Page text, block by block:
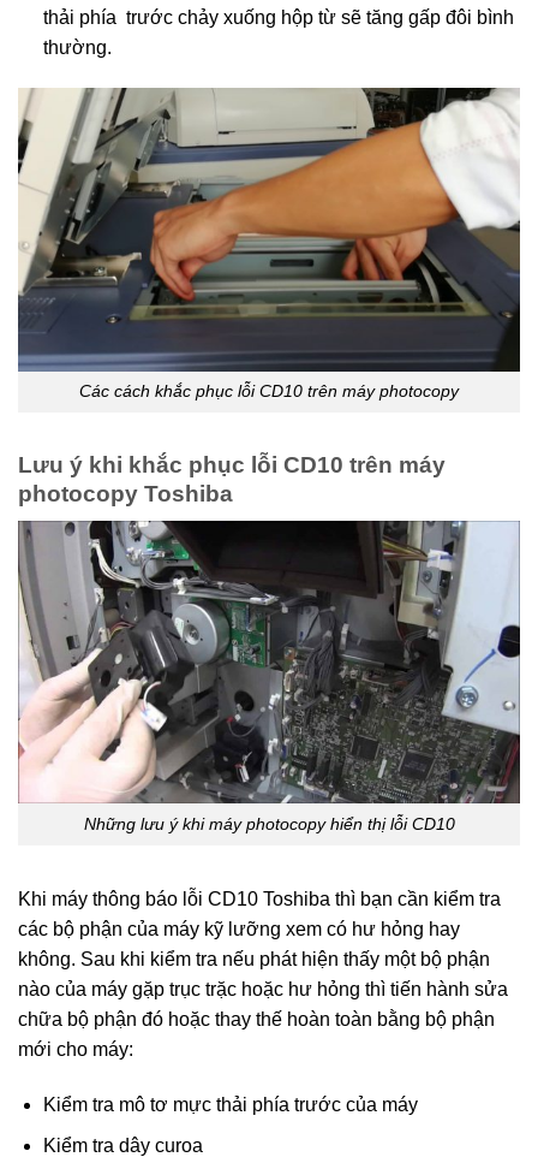
thải phía trước chảy xuống hộp từ sẽ tăng gấp đôi bình
thường.
Các cách khắc phục lỗi CD10 trên máy photocopy
Lưu ý khi khắc phục lỗi CD10 trên máy
photocopy Toshiba
Những lưu ý khi máy photocopy hiển thị lỗi CD10
Khi máy thông báo lỗi CD10 Toshiba thì bạn cần kiểm tra
các bộ phận của máy kỹ lưỡng xem có hư hỏng hay
không. Sau khi kiểm tra nếu phát hiện thấy một bộ phận
nào của máy gặp trục trặc hoặc hư hỏng thì tiến hành sửa
chữa bộ phận đó hoặc thay thế hoàn toàn bằng bộ phận
mới cho máy:
Kiểm tra mô tơ mực thải phía trước của máy
Kiểm tra dây curoa